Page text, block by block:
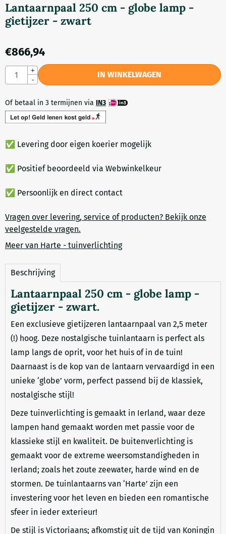
Lantaarnpaal 250 cm - globe lamp -
gietijzer - zwart
€866,94
Aantal
+
-
IN WINKELWAGEN
Of betaal in 3 termijnen via IN3
✅ Levering door eigen koerier mogelijk
✅ Positief beoordeeld via Webwinkelkeur
✅ Persoonlijk en direct contact
Vragen over levering, service of producten? Bekijk onze
veelgestelde vragen.
Meer van Harte - tuinverlichting
Beschrijving
Lantaarnpaal 250 cm - globe lamp -
gietijzer - zwart.
Een exclusieve gietijzeren lantaarnpaal van 2,5 meter
(!) hoog. Deze nostalgische tuinlantaarn is perfect als
lamp langs de oprit, voor het huis of in de tuin!
Daarnaast is de kop van de lantaarn vervaardigd in een
unieke ‘globe’ vorm, perfect passend bij de klassiek,
nostalgische stijl!
Deze tuinverlichting is gemaakt in Ierland, waar deze
lampen hand gemaakt worden met passie voor de
klassieke stijl en kwaliteit. De buitenverlichting is
gemaakt voor de extreme weersomstandigheden in
Ierland; zoals het zoute zeewater, harde wind en de
stormen. De tuinlantaarns van ‘Harte’ zijn een
investering voor het leven en bieden een romantische
sfeer in ieder exterieur!
De stijl is Victoriaans; afkomstig uit de tijd van Koningin